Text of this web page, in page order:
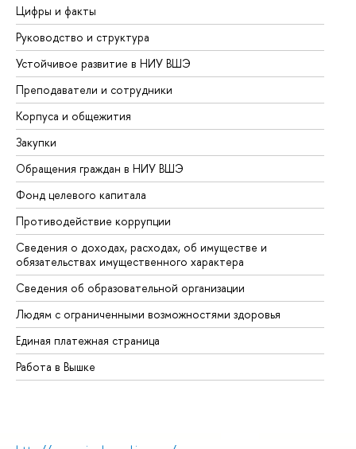
Цифры и факты
Руководство и структура
Устойчивое развитие в НИУ ВШЭ
Преподаватели и сотрудники
Корпуса и общежития
Закупки
Обращения граждан в НИУ ВШЭ
Фонд целевого капитала
Противодействие коррупции
Сведения о доходах, расходах, об имуществе и
обязательствах имущественного характера
Сведения об образовательной организации
Людям с ограниченными возможностями здоровья
Единая платежная страница
Работа в Вышке